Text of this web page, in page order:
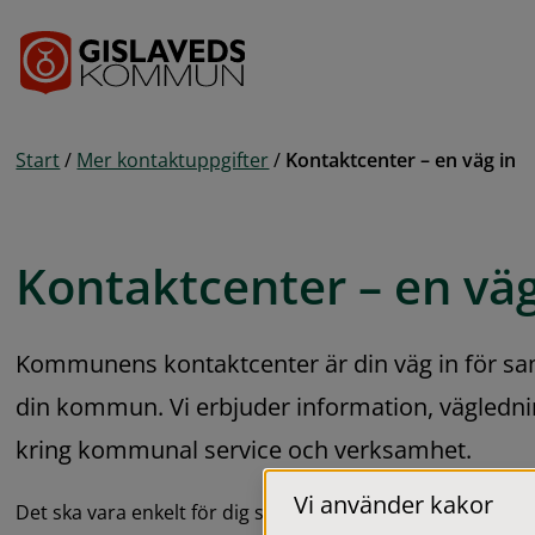
Start / Mer kontaktuppgifter / Kontaktcenter – en väg in
Kontaktcenter – en
Kommunens kontaktcenter är din väg in för
din kommun. Vi erbjuder information,
kring kommunal service och verksamhet.
Det ska vara enkelt för dig som invånare eller företagare
Vi använder kakor